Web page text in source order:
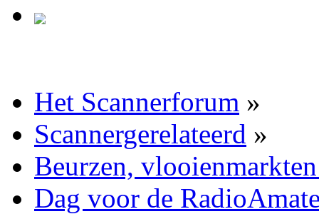
Het Scannerforum »
Scannergerelateerd »
Beurzen,
Dag voor de